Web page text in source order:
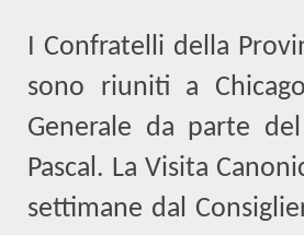
I Confratelli della
sono riuniti a
Generale da parte
Pascal. La Visita
settimane dal